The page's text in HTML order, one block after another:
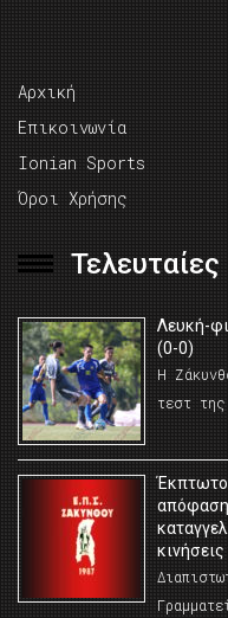
Αρχική
Επικοινωνία
Ionian Sports
Όροι Χρήσης
Τελευταίες
Λευκή-
(0-0)
Η
τεστ
Έκπτωτο
απόφαση